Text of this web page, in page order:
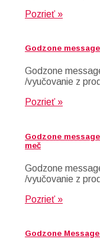
Pozrieť »
Godzone
Godzone
/vyučovanie z
Pozrieť »
Godzone
meč
Godzone
/vyučovanie z
Pozrieť »
Godzone